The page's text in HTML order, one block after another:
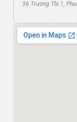
36 Trường Thi 1,